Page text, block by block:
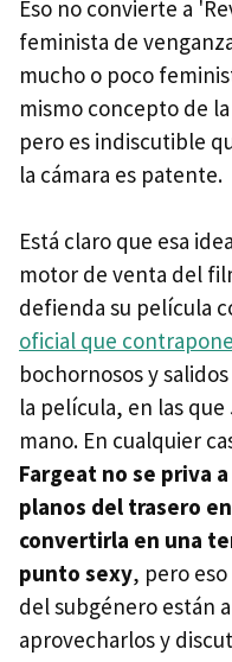
Eso no convierte a
feminista de
mucho o poco
mismo concepto de
pero es indiscutible
la cámara es patente.
Está claro que esa
motor de venta del
defienda su película
oficial que
bochornosos y
la película, en las
mano. En cualquier
Fargeat no se priva
planos del trasero
convertirla en una
punto sexy, pero
del subgénero están
aprovecharlos y